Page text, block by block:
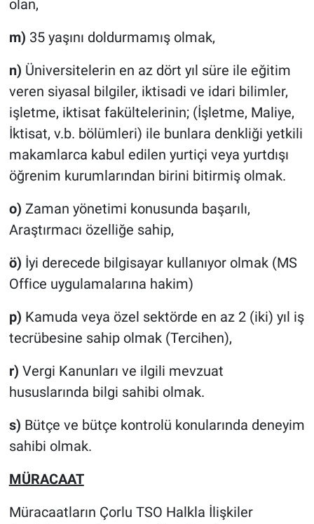
olan,
m) 35 yaşını doldurmamış olmak,
n) Üniversitelerin en az dört yıl süre ile eğitim
veren siyasal bilgiler, iktisadi ve idari bilimler,
işletme, iktisat fakültelerinin; (İşletme, Maliye,
İktisat, v.b. bölümleri) ile bunlara denkliği yetkili
makamlarca kabul edilen yurtiçi veya yurtdışı
öğrenim kurumlarından birini bitirmiş olmak.
o) Zaman yönetimi konusunda başarılı,
Araştırmacı özelliğe sahip,
ö) İyi derecede bilgisayar kullanıyor olmak (MS
Office uygulamalarına hakim)
p) Kamuda veya özel sektörde en az 2 (iki) yıl iş
tecrübesine sahip olmak (Tercihen),
r) Vergi Kanunları ve ilgili mevzuat
hususlarında bilgi sahibi olmak.
s) Bütçe ve bütçe kontrolü konularında deneyim
sahibi olmak.
MÜRACAAT
Müracaatların Çorlu TSO Halkla İlişkiler